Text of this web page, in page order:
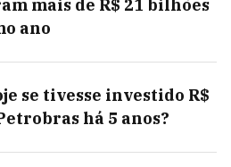
mais de R$ 21 bilhões
ano
se tivesse investido R$
há 5 anos?